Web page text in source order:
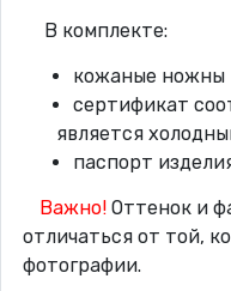
В комплекте:
кожаные ножны
сертификат
является
паспорт
Важно! Оттенок и
отличаться от той,
фотографии.